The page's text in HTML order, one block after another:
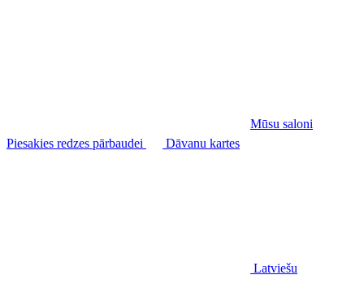
Mūsu saloni
Piesakies redzes pārbaudei
Dāvanu kartes
Latviešu